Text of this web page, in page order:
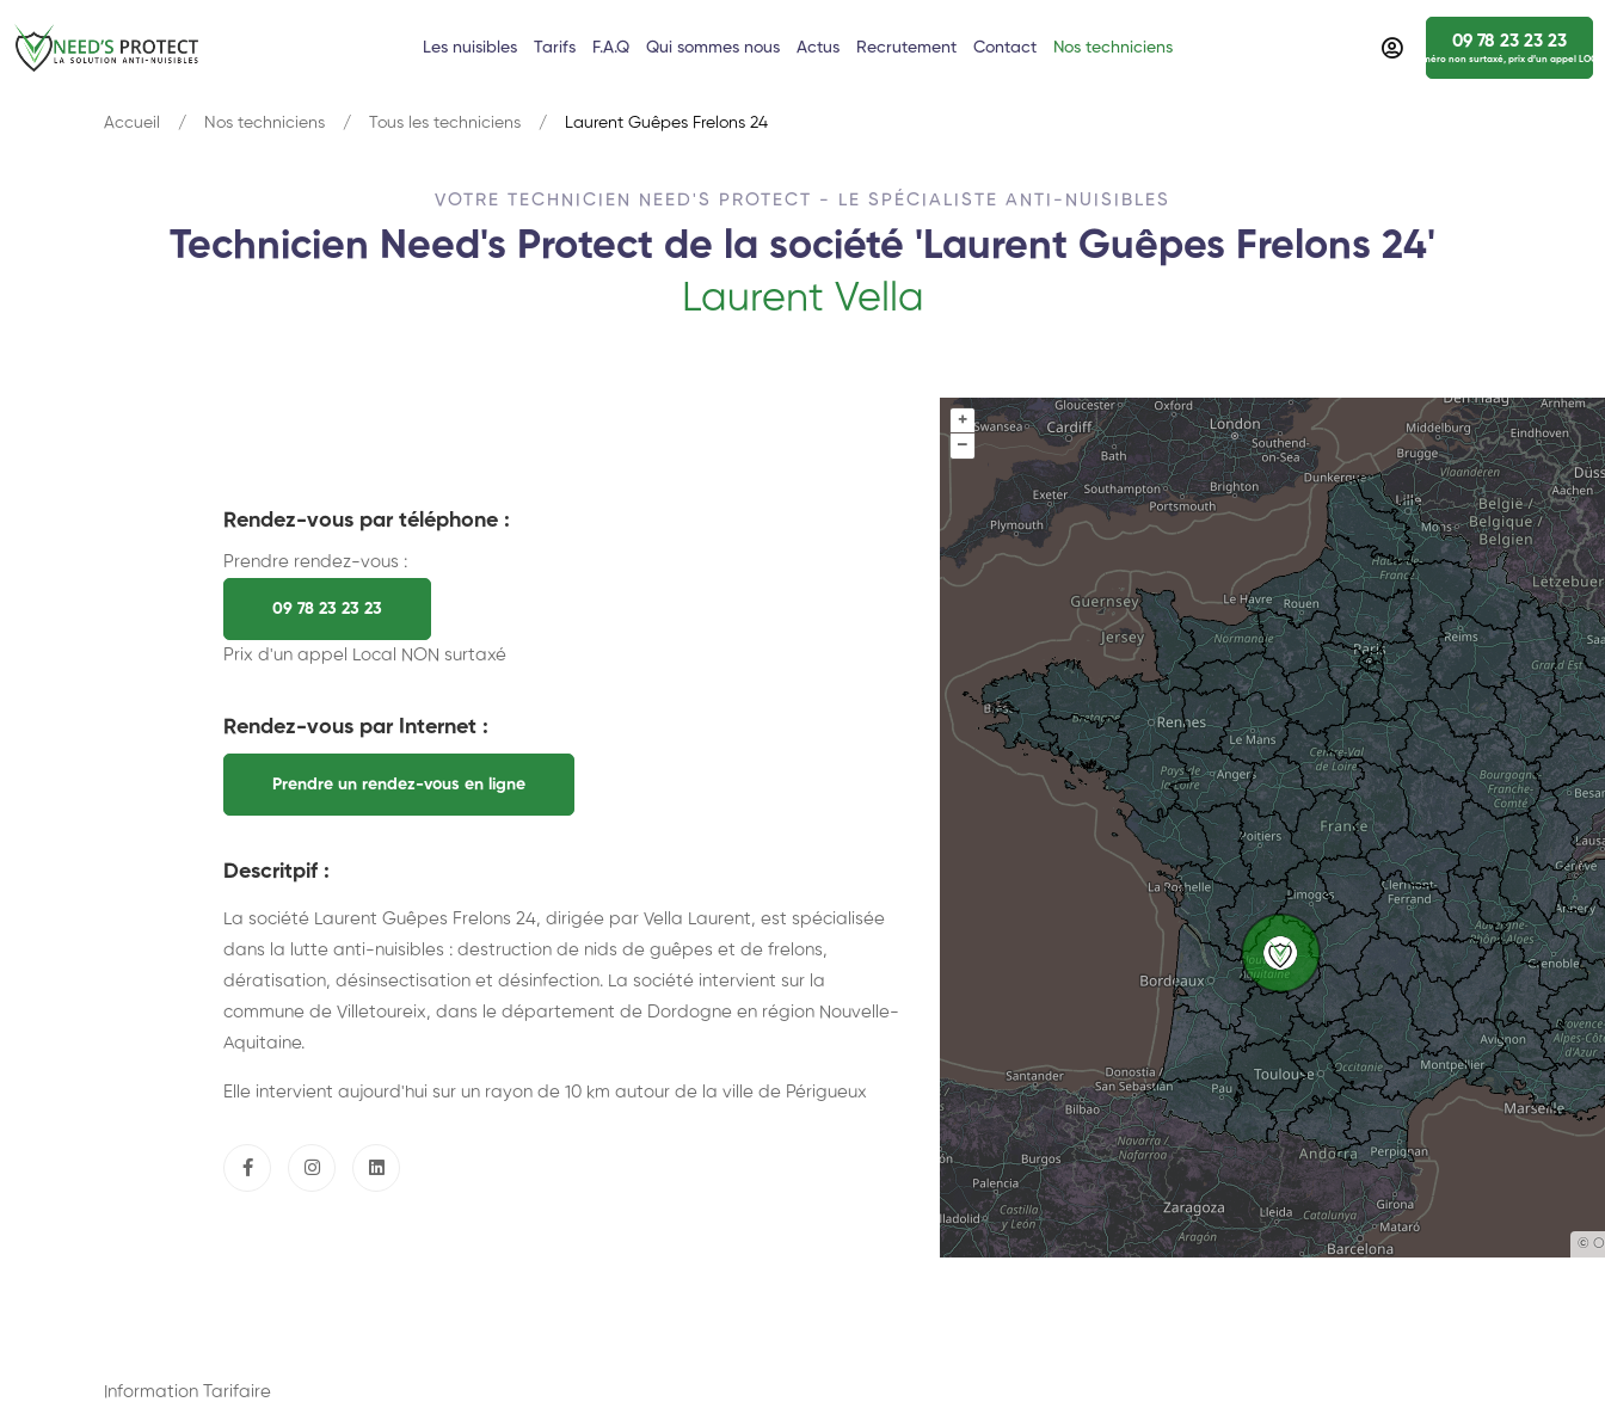
Les nuisibles Tarifs F.A.Q Qui sommes nous Actus Recrutement Contact Nos techniciens 09 78 23 23 23
numéro non surtaxé, prix d’un appel
Accueil Nos techniciens Tous les techniciens Laurent Guêpes Frelons 24
VOTRE TECHNICIEN NEED'S PROTECT - LE SPÉCIALISTE ANTI-NUISIBLES
Technicien Need's Protect de la société 'Laurent Guêpes Frelons 24'
Laurent Vella
Rendez-vous par téléphone :
Prendre rendez-vous :
09 78 23 23 23
Prix d'un appel Local NON surtaxé
Rendez-vous par Internet :
Prendre un rendez-vous en ligne
Descritpif :
La société Laurent Guêpes Frelons 24, dirigée par Vella Laurent, est spécialisée
dans la lutte anti-nuisibles : destruction de nids de guêpes et de frelons,
dératisation, désinsectisation et désinfection. La société intervient sur la
commune de Villetoureix, dans le département de Dordogne en région Nouvelle-
Aquitaine.
Elle intervient aujourd'hui sur un rayon de 10 km autour de la ville de Périgueux
+
–
©
Information Tarifaire